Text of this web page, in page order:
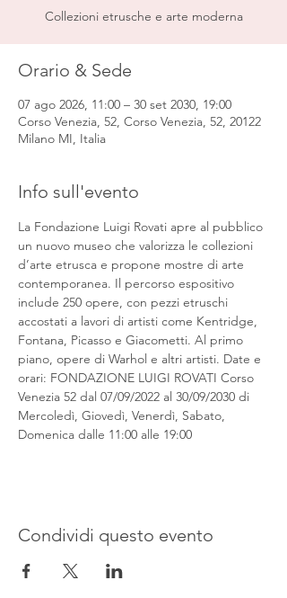
Collezioni etrusche e arte moderna
Orario & Sede
07 ago 2026, 11:00 – 30 set 2030, 19:00
Corso Venezia, 52, Corso Venezia, 52, 20122
Milano MI, Italia
Info sull'evento
La Fondazione Luigi Rovati apre al pubblico
un nuovo museo che valorizza le collezioni
d’arte etrusca e propone mostre di arte
contemporanea. Il percorso espositivo
include 250 opere, con pezzi etruschi
accostati a lavori di artisti come Kentridge,
Fontana, Picasso e Giacometti. Al primo
piano, opere di Warhol e altri artisti. Date e
orari: FONDAZIONE LUIGI ROVATI Corso
Venezia 52 dal 07/09/2022 al 30/09/2030 di
Mercoledì, Giovedì, Venerdì, Sabato,
Domenica dalle 11:00 alle 19:00
Condividi questo evento